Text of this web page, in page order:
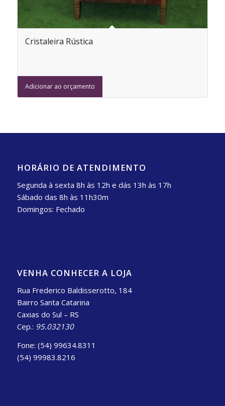
Cristaleira Rústica
Adicionar ao orçamento
HORÁRIO DE ATENDIMENTO
Segunda à sexta 8h às 12h e dás 13h às 17h
Sábado das 8h às 11h30m
Domingos: Fechado
VENHA CONHECER A LOJA
Rua Frederico Baldisserotto, 184
Bairro Santa Catarina
Caxias do Sul – RS
Cep.: 95.032130
Fone: (54) 99634.8311
(54) 99983.8216